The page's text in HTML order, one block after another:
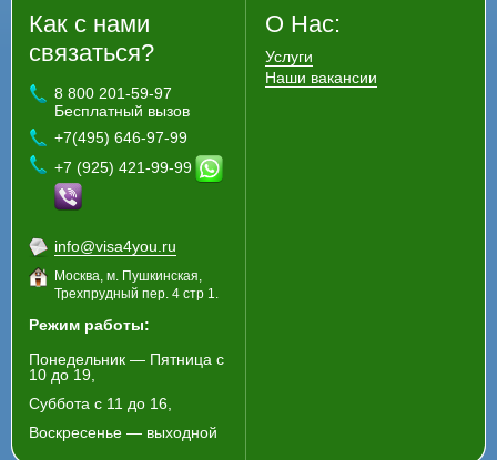
Как с нами
связаться?
8 800 201-59-97
Бесплатный вызов
+7(495) 646-97-99
+7 (925) 421-99-99
info@visa4you.ru
Москва, м. Пушкинская,
Трехпрудный пер. 4 стр 1.
Режим работы:
Понедельник — Пятница с
10 до 19,
Суббота с 11 до 16,
Воскресенье — выходной
О Нас:
Услуги
Наши вакансии